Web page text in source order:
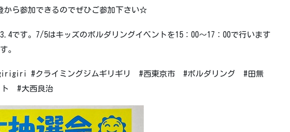
から参加できるのでぜひご参加下さい☆
です。7/5はキッズのボルダリングイベントを15：00～17：00で行います
。
#クライミングジムギリギリ #西東京市 #ボルダリング #田無
ト #大西良治